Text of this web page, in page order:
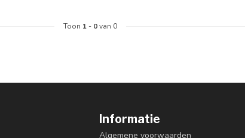
Toon 1 - 0van 0
Informatie
Algemene voorwaarden